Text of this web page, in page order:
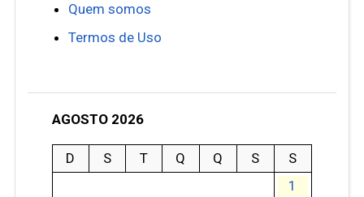
Quem somos
Termos de Uso
AGOSTO 2026
D S T Q Q S
S
1